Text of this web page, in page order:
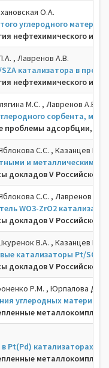
О.А.
углеродного
нефтехимического и
, Лавренов А.В.
катализатора в
нефтехимического и
М.С. , Лавренов А.В.
сорбента,
проблемы адсорбции,
С.С. , Казанцев К.В.
и металлическими
докладов V
С.С. , Лавренов А.В.
WO3-ZrO2
докладов V
В.А. , Казанцев К.В.
катализаторы Pt/
докладов V
Р.М. , Юрпалова Д.В.
углеродных
в Pt(Pd) катализаторах